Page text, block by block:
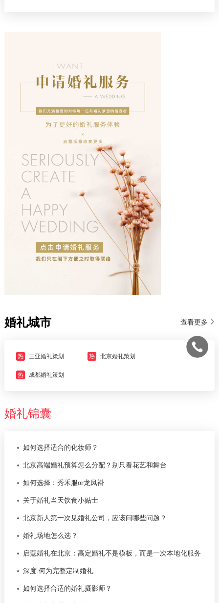
婚礼城市 查看更多
热 三亚婚礼策划 热 北京婚礼策划
热 成都婚礼策划
婚礼锦囊
如何选择适合的化妆师？
北京高端婚礼预算怎么分配？别只看花艺和舞台
如何选择：秀禾服or龙凤褂
关于婚礼当天饮食小贴士
北京新人第一次见婚礼公司，应该问哪些问题？
婚礼场地怎么选？
启蔻婚礼在北京：高定婚礼不是模板，而是一次本地化服务
深度:何为完整定制婚礼
如何选择合适的婚礼摄影师？